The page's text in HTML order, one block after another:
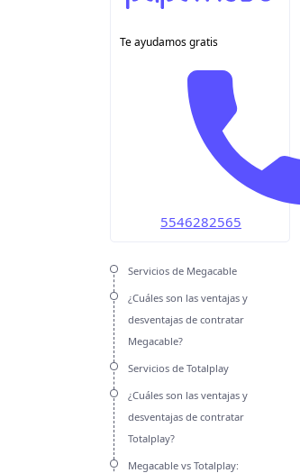
Weex
Te ayudamos gratis
5546282565
Servicios de Megacable
¿Cuáles son las ventajas y
desventajas de contratar
Megacable?
Servicios de Totalplay
¿Cuáles son las ventajas y
desventajas de contratar
Totalplay?
Megacable vs Totalplay: